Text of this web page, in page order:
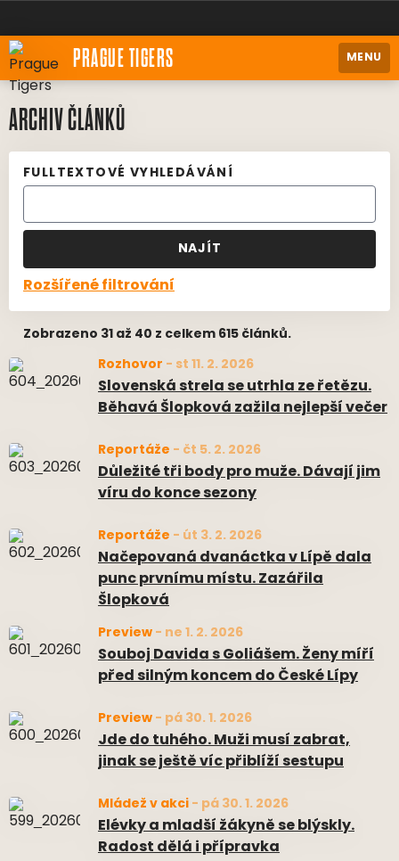
PRAGUE TIGERS MENU
ARCHIV ČLÁNKŮ
FULLTEXTOVÉ VYHLEDÁVÁNÍ
NAJÍT
Rozšířené filtrování
Zobrazeno 31 až 40 z celkem 615 článků.
Rozhovor - st 11. 2. 2026
Slovenská strela se utrhla ze řetězu.
Běhavá Šlopková zažila nejlepší večer
Reportáže - čt 5. 2. 2026
Důležité tři body pro muže. Dávají jim
víru do konce sezony
Reportáže - út 3. 2. 2026
Načepovaná dvanáctka v Lípě dala
punc prvnímu místu. Zazářila
Šlopková
Preview- ne 1. 2. 2026
Souboj Davida s Goliášem. Ženy míří
před silným koncem do České Lípy
Preview- pá 30. 1. 2026
Jde do tuhého. Muži musí zabrat,
jinak se ještě víc přiblíží sestupu
Mládež v akci- pá 30. 1. 2026
Elévky a mladší žákyně se blýskly.
Radost dělá i přípravka